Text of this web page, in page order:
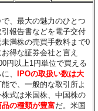
、最大の魅力のひとつ
報告書などを電子交付
満株の売買手数料まで0
得な証券会社と言え
円以上1円単位で買える
、
IPOの取扱い数は大
能で、一般的な取引所よ
式は米国株、中国株の
品の種類が豊富だ。米国